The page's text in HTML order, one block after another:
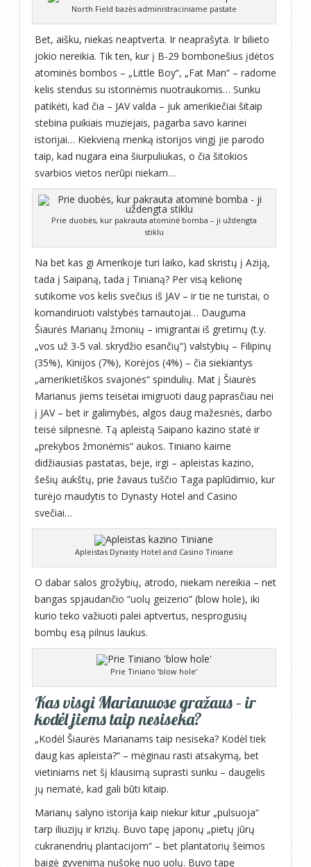
North Field bazės administraciniame pastate
Bet, aišku, niekas neaptverta. Ir neaprašyta. Ir bilieto
jokio nereikia. Tik ten, kur į B-29 bombonešius įdėtos
atominės bombos – „Little Boy“, „Fat Man“ – radome
kelis stendus su istorinėmis nuotraukomis… Sunku
patikėti, kad čia – JAV valda – juk amerikiečiai šitaip
stebina puikiais muziejais, pagarba savo karinei
istorijai… Kiekvieną menką istorijos vingį jie parodo
taip, kad nugara eina šiurpuliukas, o čia šitokios
svarbios vietos nerūpi niekam…
Prie duobės, kur pakrauta atominė bomba – ji uždengta
stiklu
Na bet kas gi Amerikoje turi laiko, kad skristų į Aziją,
tada į Saipaną, tada į Tinianą? Per visą kelionę
sutikome vos kelis svečius iš JAV – ir tie ne turistai, o
komandiruoti valstybės tarnautojai… Dauguma
Šiaurės Marianų žmonių – imigrantai iš gretimų (t.y.
„vos už 3-5 val. skrydžio esančių“) valstybių – Filipinų
(35%), Kinijos (7%), Korėjos (4%) – čia siekiantys
„amerikietiškos svajonės“ spindulių. Mat į Šiaurės
Marianus jiems teisėtai imigruoti daug paprasčiau nei
į JAV – bet ir galimybės, algos daug mažesnės, darbo
teisė silpnesnė. Tą apleistą Saipano kazino statė ir
„prekybos žmonėmis“ aukos. Tiniano kaime
didžiausias pastatas, beje, irgi – apleistas kazino,
šešių aukštų, prie žavaus tuščio Taga paplūdimio, kur
turėjo maudytis to Dynasty Hotel and Casino
svečiai…
Apleistas Dynasty Hotel and Casino Tiniane
O dabar salos grožybių, atrodo, niekam nereikia – net
bangas spjaudančio “uolų geizerio” (blow hole), iki
kurio teko važiuoti palei aptvertus, nesprogusių
bombų esą pilnus laukus.
Prie Tiniano ‘blow hole’
Kas visgi Marianuose gražaus – ir
kodėl jiems taip nesiseka?
„Kodėl Šiaurės Marianams taip nesiseka? Kodėl tiek
daug kas apleista?“ – mėginau rasti atsakymą, bet
vietiniams net šį klausimą suprasti sunku – daugelis
jų nematė, kad gali būti kitaip.
Marianų salyno istorija kaip niekur kitur „pulsuoja“
tarp iliuzijų ir krizių. Buvo tapę japonų „pietų jūrų
cukranendrių plantacijom“ – bet plantatorių šeimos
baigė gyvenimą nušokę nuo uolų. Buvo tapę